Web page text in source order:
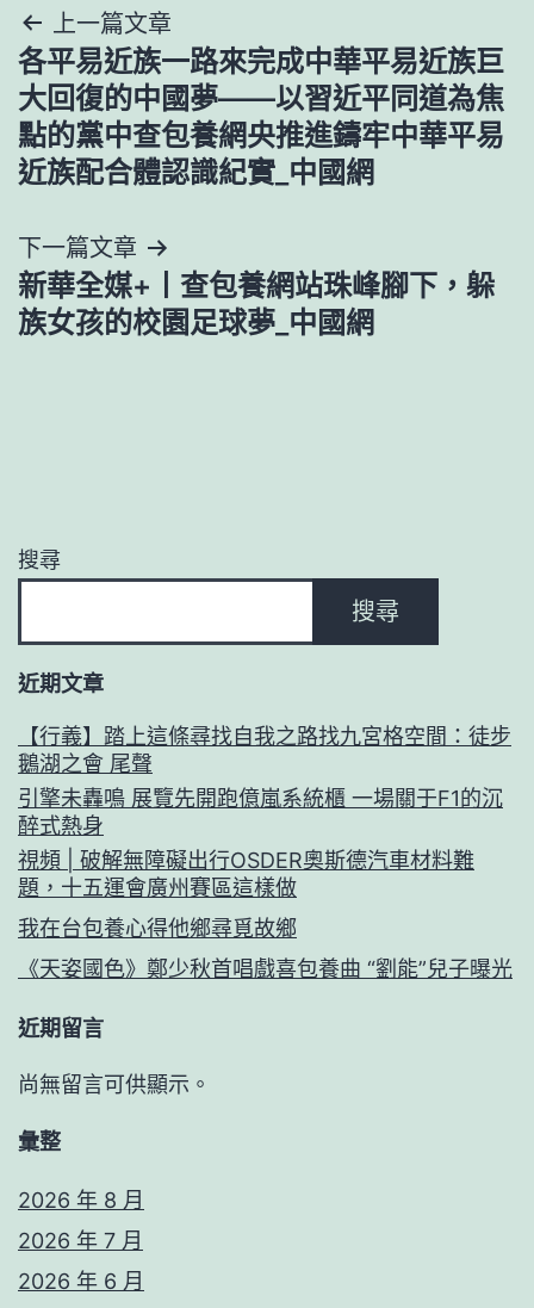
文
章
導
覽
上一篇文章
各平易近族一路來完成中華平易近族巨
大回復的中國夢——以習近平同道為焦
點的黨中查包養網央推進鑄牢中華平易
近族配合體認識紀實_中國網
下一篇文章
新華全媒+丨查包養網站珠峰腳下，躲
族女孩的校園足球夢_中國網
搜尋
搜尋
近期文章
【行義】踏上這條尋找自我之路找九宮格空間：徒步
鵝湖之會 尾聲
引擎未轟鳴 展覽先開跑億嵐系統櫃 一場關于F1的沉
醉式熱身
視頻 | 破解無障礙出行OSDER奧斯德汽車材料難
題，十五運會廣州賽區這樣做
我在台包養心得他鄉尋覓故鄉
《天姿國色》鄭少秋首唱戲喜包養曲 “劉能”兒子曝光
近期留言
尚無留言可供顯示。
彙整
2026 年 8 月
2026 年 7 月
2026 年 6 月